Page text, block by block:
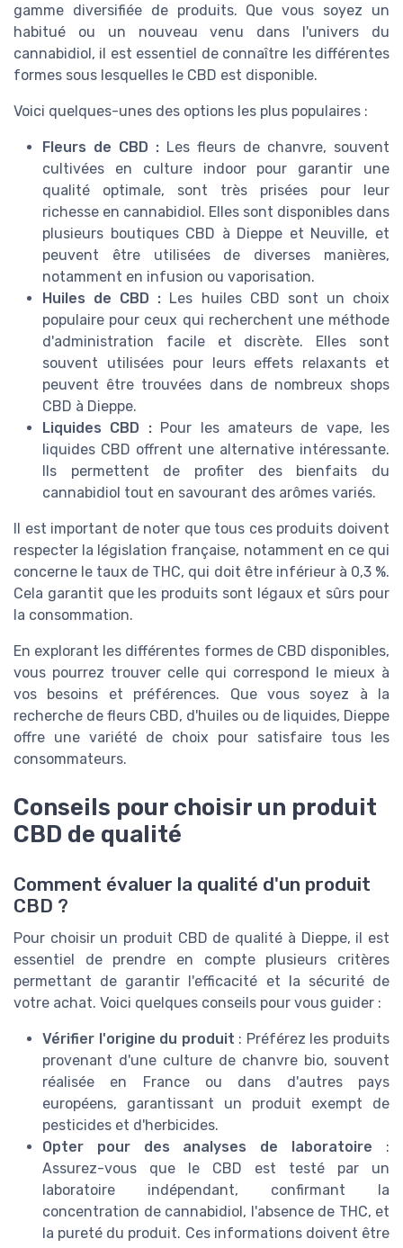
gamme diversifiée de produits. Que vous soyez un
habitué ou un nouveau venu dans l'univers du
cannabidiol, il est essentiel de connaître les différentes
formes sous lesquelles le CBD est disponible.
Voici quelques-unes des options les plus populaires :
Fleurs de CBD : Les fleurs de chanvre, souvent
cultivées en culture indoor pour garantir une
qualité optimale, sont très prisées pour leur
richesse en cannabidiol. Elles sont disponibles dans
plusieurs boutiques CBD à Dieppe et Neuville, et
peuvent être utilisées de diverses manières,
notamment en infusion ou vaporisation.
Huiles de CBD : Les huiles CBD sont un choix
populaire pour ceux qui recherchent une méthode
d'administration facile et discrète. Elles sont
souvent utilisées pour leurs effets relaxants et
peuvent être trouvées dans de nombreux shops
CBD à Dieppe.
Liquides CBD :Pour les amateurs de vape, les
liquides CBD offrent une alternative intéressante.
Ils permettent de profiter des bienfaits du
cannabidiol tout en savourant des arômes variés.
Il est important de noter que tous ces produits doivent
respecter la législation française, notamment en ce qui
concerne le taux de THC, qui doit être inférieur à 0,3 %.
Cela garantit que les produits sont légaux et sûrs pour
la consommation.
En explorant les différentes formes de CBD disponibles,
vous pourrez trouver celle qui correspond le mieux à
vos besoins et préférences. Que vous soyez à la
recherche de fleurs CBD, d'huiles ou de liquides, Dieppe
offre une variété de choix pour satisfaire tous les
consommateurs.
Conseils pour choisir un produit
CBD de qualité
Comment évaluer la qualité d'un produit
CBD ?
Pour choisir un produit CBD de qualité à Dieppe, il est
essentiel de prendre en compte plusieurs critères
permettant de garantir l'efficacité et la sécurité de
votre achat. Voici quelques conseils pour vous guider :
Vérifier l'origine du produit : Préférez les produits
provenant d'une culture de chanvre bio, souvent
réalisée en France ou dans d'autres pays
européens, garantissant un produit exempt de
pesticides et d'herbicides.
Opter pour des analyses de laboratoire :
Assurez-vous que le CBD est testé par un
laboratoire indépendant, confirmant la
concentration de cannabidiol, l'absence de THC, et
la pureté du produit. Ces informations doivent être